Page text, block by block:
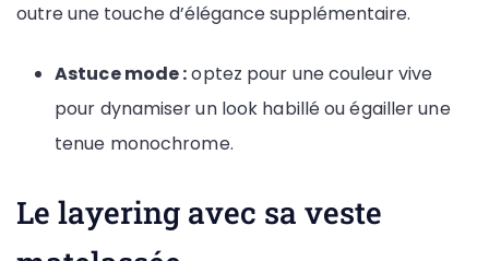
outre une touche d’élégance supplémentaire.
Astuce mode :optez pour une couleur vive
pour dynamiser un look habillé ou égailler une
tenue monochrome.
Le layering avec sa veste